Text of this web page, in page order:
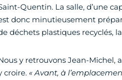
Quentin. La salle, d’une
donc minutieusement
déchets plastiques recyclés,
y retrouvons Jean-Michel,
croire. « Avant, à